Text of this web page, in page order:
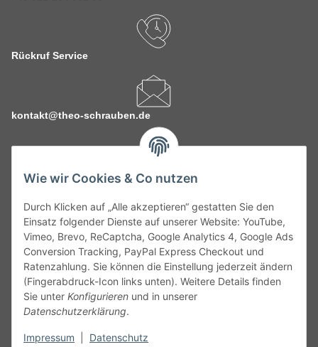
Wie wir Cookies & Co nutzen
Durch Klicken auf „Alle akzeptieren“ gestatten Sie den
Einsatz folgender Dienste auf unserer Website: YouTube,
Vimeo, Brevo, ReCaptcha, Google Analytics 4, Google Ads
Conversion Tracking, PayPal Express Checkout und
Ratenzahlung. Sie können die Einstellung jederzeit ändern
(Fingerabdruck-Icon links unten). Weitere Details finden
Sie unter Konfigurieren und in unserer
Datenschutzerklärung.
Impressum Datenschutz
Rückruf Service
kontakt@theo-schrauben.de
Service
Gesetzliche Informationen
Alle technischen Angaben ohne Gewähr. Irrtümer und fehlerhafte
Angaben vorbehalten. Wenn Sie Datenblätter oder spezielle
unseren Kundenservice. Abbildungen der Artikel können